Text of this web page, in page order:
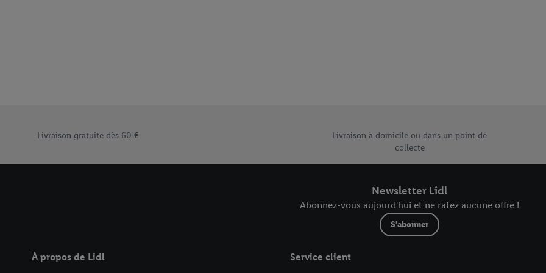
Livraison gratuite dès 60 €
Livraison à domicile ou dans un point de
collecte
Newsletter Lidl
Abonnez-vous aujourd'hui et ne ratez aucune offre !
S'abonner
À propos de Lidl Service client